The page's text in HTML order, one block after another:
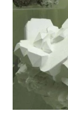
बेहतरीन
फायदे